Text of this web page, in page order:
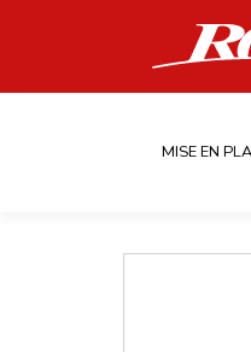
MISE EN